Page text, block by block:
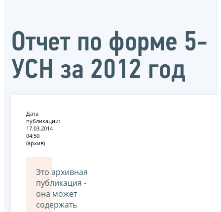
Отчет по форме 5-
УСН за 2012 год
Дата
публикации:
17.03.2014
04:50
(архив)
Это архивная
публикация -
она может
содержать